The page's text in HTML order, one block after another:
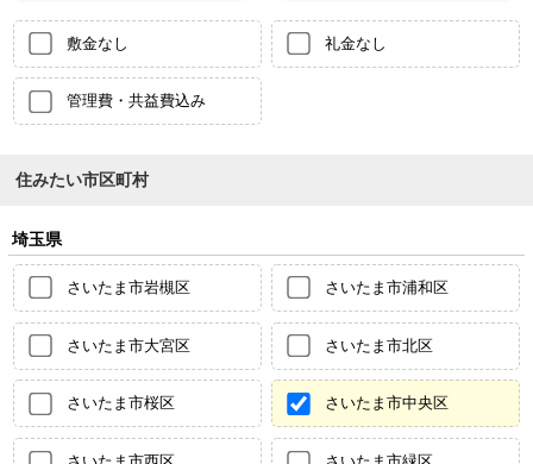
敷金なし 礼金なし
管理費・共益費込み
住みたい市区町村
埼玉県
さいたま市岩槻区 さいたま市浦和区
さいたま市大宮区 さいたま市北区
さいたま市桜区 さいたま市中央区